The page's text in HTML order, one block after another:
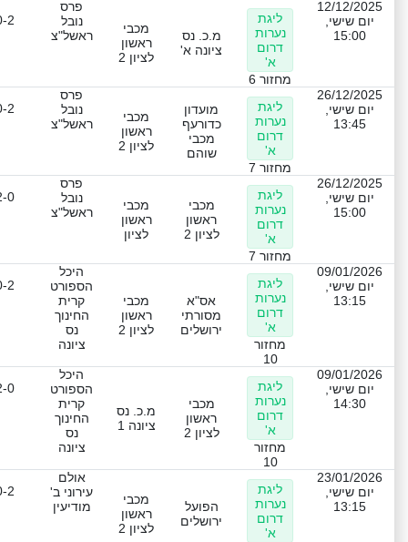
12/12/2025
יום שישי,
15:00
ליגת
נערות
דרום
א'
מחזור 6
מ.כ. נס
ציונה א'
מכבי
ראשון
לציון 2
פרס
נובל
ראשל"צ
2
26/12/2025
יום שישי,
13:45
ליגת
נערות
דרום
א'
מחזור 7
מועדון
כדורעף
מכבי
שוהם
מכבי
ראשון
לציון 2
פרס
נובל
ראשל"צ
2
26/12/2025
יום שישי,
15:00
ליגת
נערות
דרום
א'
מחזור 7
מכבי
ראשון
לציון 2
מכבי
ראשון
לציון
פרס
נובל
ראשל"צ
0
09/01/2026
יום שישי,
13:15
ליגת
נערות
דרום
א'
מחזור
10
אס"א
מסורתי
ירושלים
מכבי
ראשון
לציון 2
היכל
הספורט
קרית
החינוך
נס
ציונה
2
09/01/2026
יום שישי,
14:30
ליגת
נערות
דרום
א'
מחזור
10
מכבי
ראשון
לציון 2
מ.כ. נס
ציונה 1
היכל
הספורט
קרית
החינוך
נס
ציונה
0
23/01/2026
יום שישי,
13:15
ליגת
נערות
דרום
א'
הפועל
ירושלים
מכבי
ראשון
לציון 2
אולם
עירוני ב'
מודיעין
2